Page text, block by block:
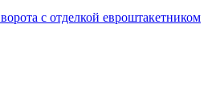
с отделкой евроштакетником